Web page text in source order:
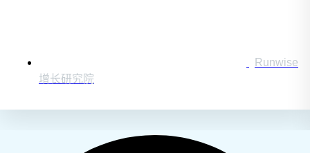
Runwise
增长研究院